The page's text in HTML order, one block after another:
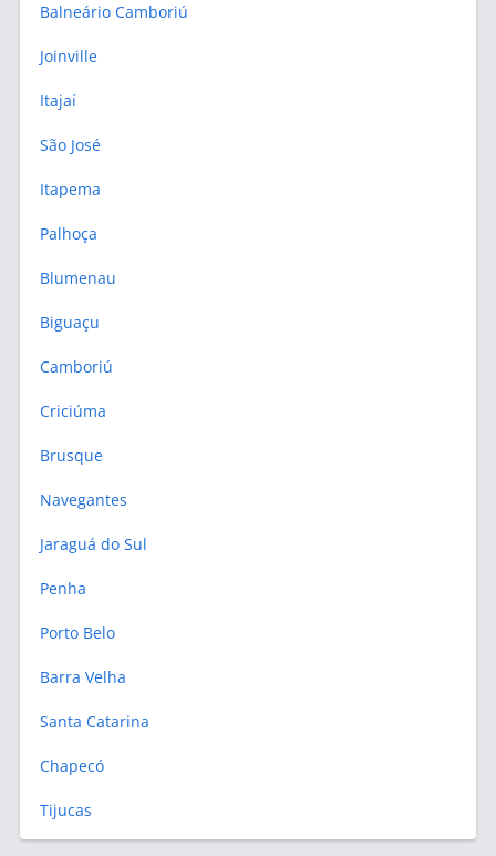
Balneário Camboriú
Joinville
Itajaí
São José
Itapema
Palhoça
Blumenau
Biguaçu
Camboriú
Criciúma
Brusque
Navegantes
Jaraguá do Sul
Penha
Porto Belo
Barra Velha
Santa Catarina
Chapecó
Tijucas